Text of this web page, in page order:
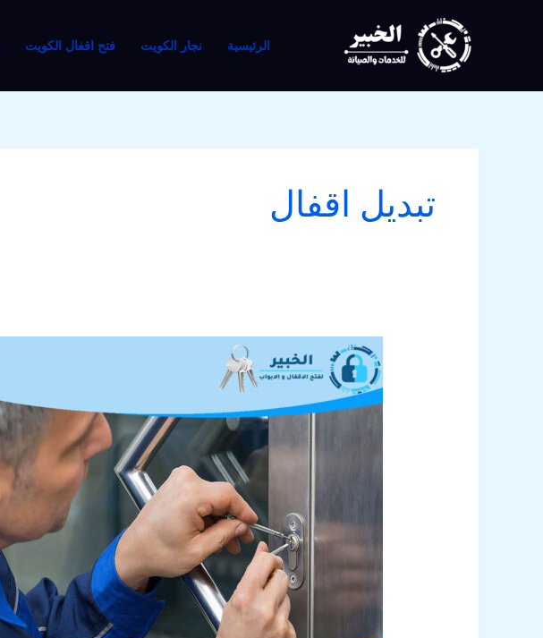
الرئيسية نجار الكويت فتح اقفال الكويت
تبديل اقفال
فتح
ابواب
أبو
الحصانية